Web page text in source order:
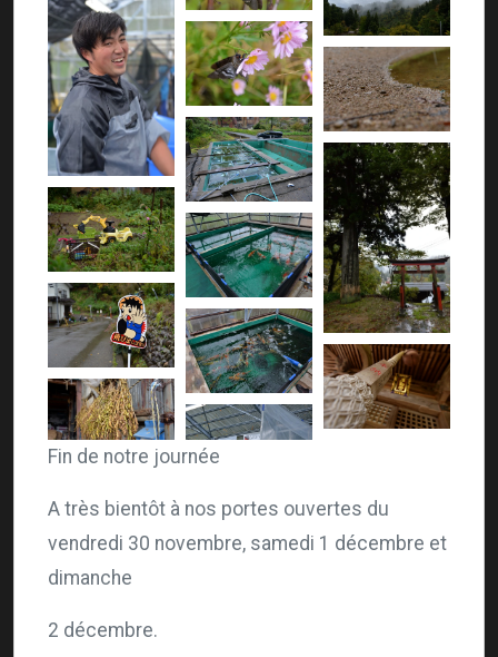
Fin de notre journée
A très bientôt à nos portes ouvertes du
vendredi 30 novembre, samedi 1 décembre et
dimanche
2 décembre.